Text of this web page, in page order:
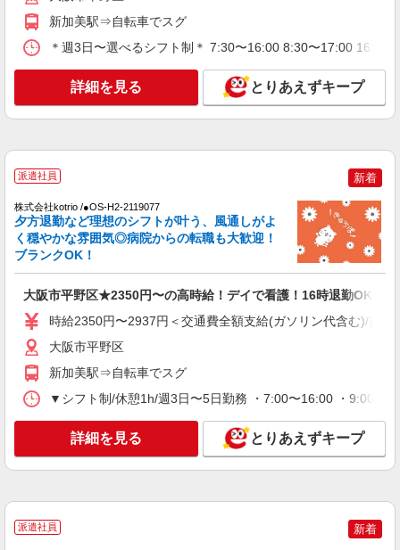
大阪市平野区
キープ 詳細を見る
NEW
スの看護師さん募集◎
時給2350円〜2937円＜交通費全額支給(ガソリ
大阪市平野区
詳細を見る
派遣社員
No.W10487730）
看護助手
時給1400円
大阪府大阪市平野区内のクリニック
キープ 詳細を見る
パート
時給1,339円〜1,442円 ※経験・能力・資格等
新加美駅⇒自転車でスグ
＊週3日〜選べるシフト制＊ 7:30〜16:00 8:30〜17:00
詳細を見る とりあえずキープ
派遣社員 新着
株式会社kotrio /●OS-H2-2119077
夕方退勤など理想のシフトが叶う、風通しがよ
く穏やかな雰囲気◎病院からの転職も大歓迎！
ブランクOK！
大阪市平野区★2350円〜の高時給！デイで看護！16時退勤OKで安
時給2350円〜2937円＜交通費全額支給(ガソリン代含む)/日払
大阪市平野区
新加美駅⇒自転車でスグ
▼シフト制/休憩1h/週3日〜5日勤務 ・7:00〜16:00 ・9:00〜
詳細を見る とりあえずキープ
派遣社員 新着